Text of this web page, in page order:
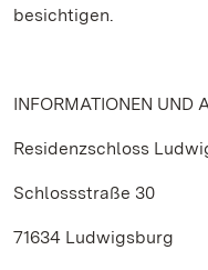
besichtigen.
INFORMATIONEN UND
Residenzschloss
Schlossstraße 30
71634 Ludwigsburg